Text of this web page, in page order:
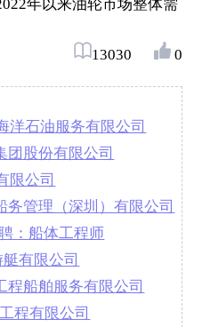
年以来油轮市场整体需
13030 0
洋石油服务有限公司
团股份有限公司
限公司
管理（深圳）有限公司
：船体工程师
有限公司
程船舶服务有限公司
程有限公司